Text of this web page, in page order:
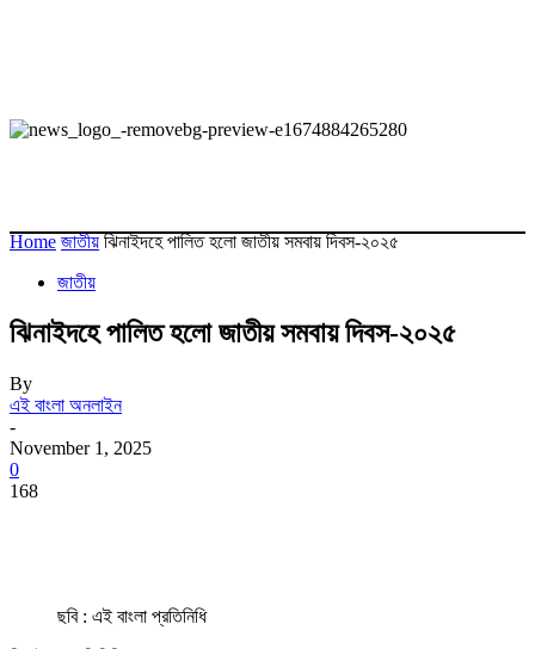
Home জাতীয় ঝিনাইদহে পালিত হলো জাতীয় সমবায় দিবস-২০২৫
জাতীয়
ঝিনাইদহে পালিত হলো জাতীয় সমবায় দিবস-২০২৫
By
এই বাংলা অনলাইন
-
November 1, 2025
0
168
ছবি : এই বাংলা প্রতিনিধি